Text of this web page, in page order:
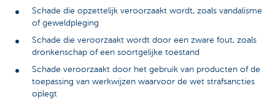
Schade die opzettelijk veroorzaakt wordt, zoals vandalisme
of geweldpleging
Schade die veroorzaakt wordt door een zware fout, zoals
dronkenschap of een soortgelijke toestand
Schade veroorzaakt door het gebruik van producten of de
toepassing van werkwijzen waarvoor de wet strafsancties
oplegt